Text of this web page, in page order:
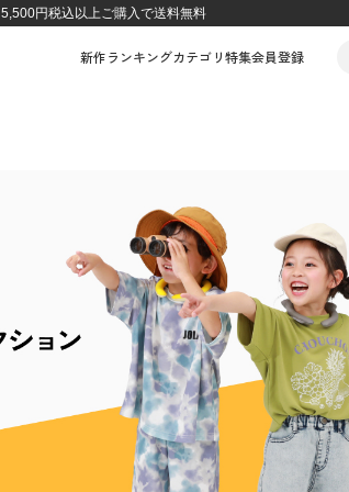
5,500円税込以上ご購入で送料無料
新作ランキングカテゴリ特集会員登録